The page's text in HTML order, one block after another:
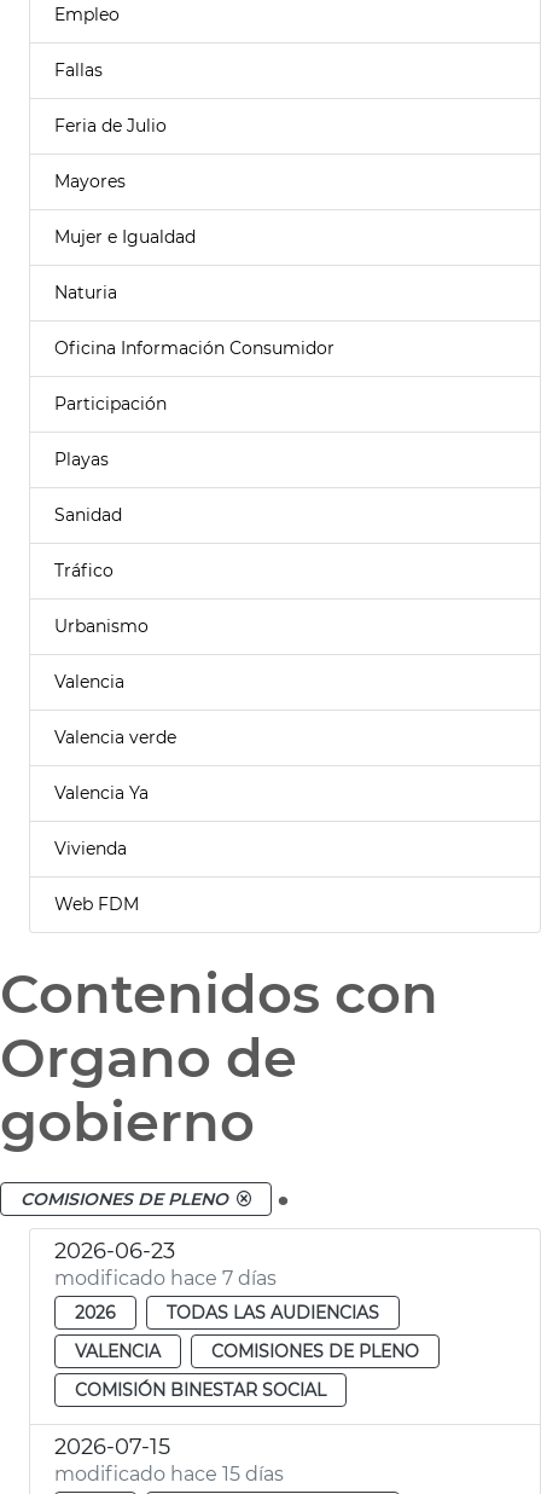
Empleo
Fallas
Feria de Julio
Mayores
Mujer e Igualdad
Naturia
Oficina Información Consumidor
Participación
Playas
Sanidad
Tráfico
Urbanismo
Valencia
Valencia verde
Valencia Ya
Vivienda
Web FDM
Contenidos con
Organo de
gobierno
COMISIONES DE PLENO .
2026-06-23
modificado hace 7 días
2026
TODAS LAS AUDIENCIAS
VALENCIA
COMISIONES DE PLENO
COMISIÓN BINESTAR SOCIAL
2026-07-15
modificado hace 15 días